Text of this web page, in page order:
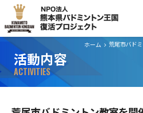
ホーム
活動内容
ACTIVITIES
ホーム
ごあいさつ